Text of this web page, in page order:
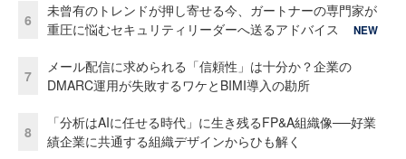
6
未曾有のトレンドが押し寄せる今、ガートナーの専門家が
重圧に悩むセキュリティリーダーへ送るアドバイス
NEW
7
メール配信に求められる「信頼性」は十分か？企業の
DMARC運用が失敗するワケとBIMI導入の勘所
8
「分析はAIに任せる時代」に生き残るFP&A組織像──好業
績企業に共通する組織デザインからひも解く